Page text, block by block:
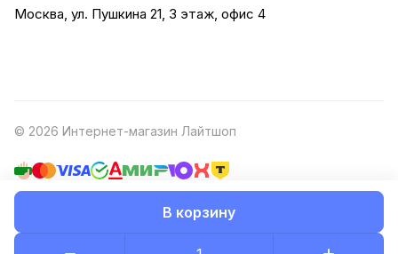
В корзину
Москва, ул. Пушкина 21, 3 этаж, офис 4
© 2026 Интернет-магазин Лайтшоп
Оферта